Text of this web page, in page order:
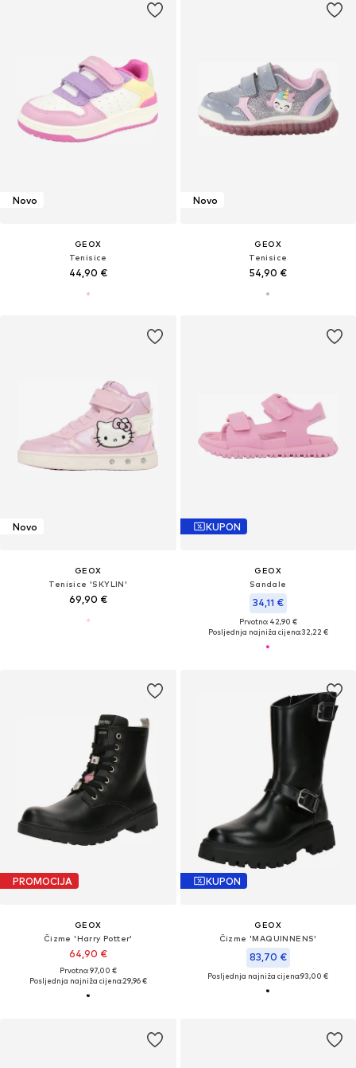
Novo
GEOX
Tenisice
44,90 €
Novo
GEOX
Tenisice
54,90 €
Novo
GEOX
Tenisice 'SKYLIN'
69,90 €
KUPON
GEOX
Sandale
34,11 €
Prvotno: 42,90 €
Posljednja najniža cijena:32,22 €
PROMOCIJA
GEOX
Čizme 'Harry Potter'
64,90 €
Prvotno: 97,00 €
Posljednja najniža cijena:29,96 €
KUPON
GEOX
Čizme 'MAQUINNENS'
83,70 €
Posljednja najniža cijena:93,00 €